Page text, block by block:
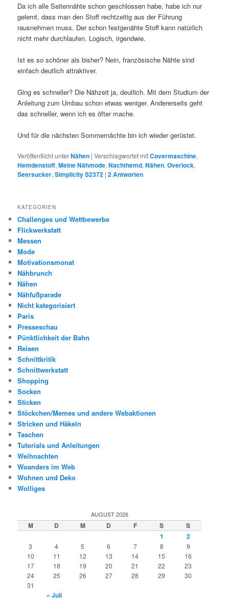
Da ich alle Seitennähte schon geschlossen habe, habe ich nur
gelernt, dass man den Stoff rechtzeitig aus der Führung
rausnehmen muss. Der schon festgenähte Stoff kann natürlich
nicht mehr durchlaufen. Logisch, irgendwie.
Ist es so schöner als bisher? Nein, französische Nähte sind
einfach deutlich attraktiver.
Ging es schneller? Die Nähzeit ja, deutlich. Mit dem Studium der
Anleitung zum Umbau schon etwas weniger. Andererseits geht
das schneller, wenn ich es öfter mache.
Und für die nächsten Sommernächte bin ich wieder gerüstet.
Veröffentlicht unterNähen |Verschlagwortet mitCovermaschine,
Hemdenstoff,Meine Nähmode,Nachthemd,Nähen,Overlock,
Seersucker,Simplicity S2372 |2Antworten
KATEGORIEN
Challenges und Wettbewerbe
Flickwerkstatt
Messen
Mode
Motivationsmonat
Nähbrunch
Nähen
Nähfußparade
Nicht kategorisiert
Paris
Presseschau
Pünktlichkeit der Bahn
Reisen
Schnittkritik
Schnittwerkstatt
Shopping
Socken
Sticken
Stöckchen/Memes und andere Webaktionen
Stricken und Häkeln
Taschen
Tutorials und Anleitungen
Weihnachten
Woanders im Web
Wohnen und Deko
Wolliges
AUGUST 2026
M D M D F S
S
1
2
3 4 5 6 7 8
9
10
11 12 13 14 15
16
17
18 19 20 21 22
23
24
25 26 27 28 29
30
31
« Juli